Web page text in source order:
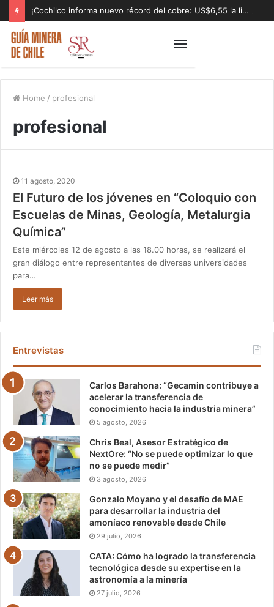
¡Cochilco informa nuevo récord del cobre: US$6,55 la libra!
Home / profesional
profesional
11 agosto, 2020
El Futuro de los jóvenes en “Coloquio con
Escuelas de Minas, Geología, Metalurgia
Química”
Este miércoles 12 de agosto a las 18.00 horas, se realizará el
gran diálogo entre representantes de diversas universidades
para…
Leer más
Entrevistas
Carlos Barahona: “Gecamin contribuye a
acelerar la transferencia de
conocimiento hacia la industria minera”
5 agosto, 2026
Chris Beal, Asesor Estratégico de
NextOre: “No se puede optimizar lo que
no se puede medir”
3 agosto, 2026
Gonzalo Moyano y el desafío de MAE
para desarrollar la industria del
amoníaco renovable desde Chile
29 julio, 2026
CATA: Cómo ha logrado la transferencia
tecnológica desde su expertise en la
astronomía a la minería
27 julio, 2026